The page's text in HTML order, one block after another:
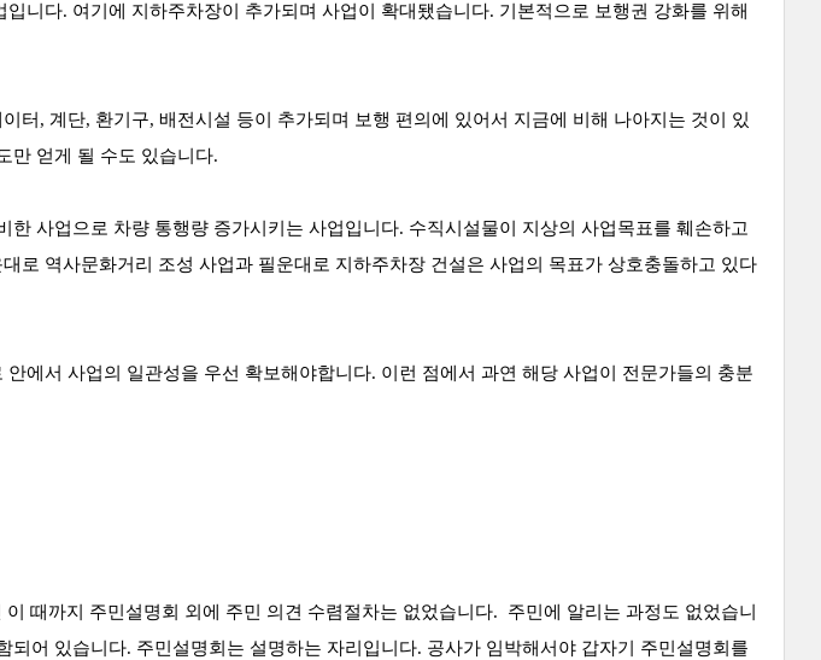
니다. 여기에 지하주차장이 추가되며 사업이 확대됐습니다. 기본적으로 보행권 강화를 위해
터, 계단, 환기구, 배전시설 등이 추가되며 보행 편의에 있어서 지금에 비해 나아지는 것이 있
만 얻게 될 수도 있습니다.
한 사업으로 차량 통행량 증가시키는 사업입니다. 수직시설물이 지상의 사업목표를 훼손하고
로 역사문화거리 조성 사업과 필운대로 지하주차장 건설은 사업의 목표가 상호충돌하고 있다
에서 사업의 일관성을 우선 확보해야합니다. 이런 점에서 과연 해당 사업이 전문가들의 충분
때까지 주민설명회 외에 주민 의견 수렴절차는 없었습니다. 주민에 알리는 과정도 없었습니
되어 있습니다. 주민설명회는 설명하는 자리입니다. 공사가 임박해서야 갑자기 주민설명회를